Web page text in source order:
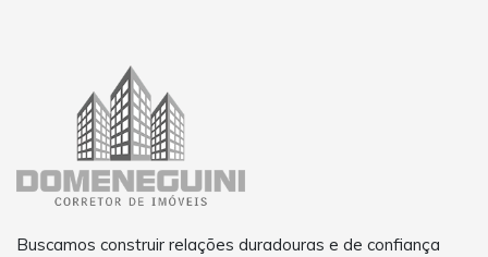
Buscamos construir relações duradouras e de confiança